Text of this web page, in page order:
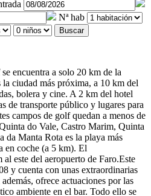
Nª hab
Buscar
encuentra a solo 20 km de la
ciudad más próxima, a 10 km del
bolera y cine. A 2 km del hotel
de transporte público y lugares para
campos de golf quedan a menos de
do Vale, Castro Marim, Quinta
da Manta Rota es la playa más
en coche (a 5 km). El
este del aeropuerto de Faro.Este
y cuenta con unas extraordinarias
ofrece actuaciones por las
ambiente en el bar. Todo ello se